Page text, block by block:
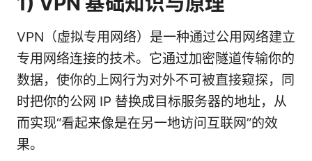
VPN（虚拟专用网络）是一种通过公用网络建立
专用网络连接的技术。它通过加密隧道传输你的
数据，使你的上网行为对外不可被直接窥探，同
时把你的公网 IP 替换成目标服务器的地址，从
而实现“看起来像是在另一地访问互联网”的效
果。